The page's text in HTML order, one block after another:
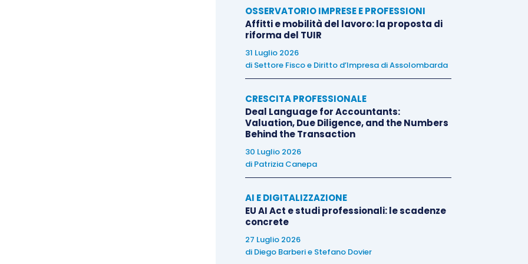
OSSERVATORIO IMPRESE E PROFESSIONI
Affitti e mobilità del lavoro: la proposta di
riforma del TUIR
31 Luglio 2026
di Settore Fisco e Diritto d’Impresa di Assolombarda
CRESCITA PROFESSIONALE
Deal Language for Accountants:
Valuation, Due Diligence, and the Numbers
Behind the Transaction
30 Luglio 2026
di Patrizia Canepa
AI E DIGITALIZZAZIONE
EU AI Act e studi professionali: le scadenze
concrete
27 Luglio 2026
di Diego Barberie Stefano Dovier